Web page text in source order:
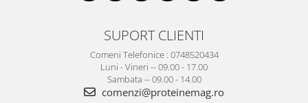
SUPORT CLIENTI
Comeni Telefonice : 0748520434
Luni - Vineri -- 09.00 - 17.00
Sambata -- 09.00 - 14.00
comenzi@proteinemag.ro